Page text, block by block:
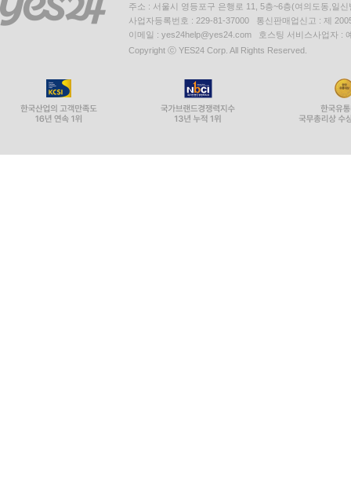
주소 : 서울시 영등포구 은행로 11, 5층~6층(여의도동,일신
사업자등록번호 : 229-81-37000 통신판매업신고 : 제
이메일 : yes24help@yes24.com 호스팅 서비스사업자 :
Copyright ⓒ YES24 Corp. All Rights Reserved.